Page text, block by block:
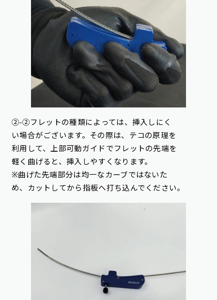
②-②フレットの種類によっては、挿入しにく
い場合がございます。その際は、テコの原理を
利用して、上部可動ガイドでフレットの先端を
軽く曲げると、挿入しやすくなります。
※曲げた先端部分は均一なカーブではないた
め、カットしてから指板へ打ち込んでください。